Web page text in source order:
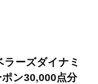
ーズダイナミ
ン30,000点分